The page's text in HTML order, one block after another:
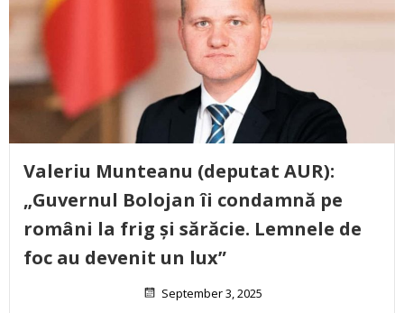
Valeriu Munteanu (deputat AUR):
„Guvernul Bolojan îi condamnă pe
români la frig și sărăcie. Lemnele de
foc au devenit un lux”
September 3, 2025